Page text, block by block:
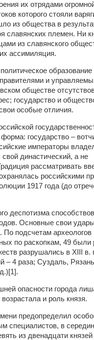
их отрядами
которого стояли
из общества в
славянских племен. Ни
из славянского
ассимиляция.
и
обществе
государство и
особые отличия.
государство –
императоры
династический, а не
рассматривать
российскими
1917 года (до
деспотизма
Основные свои
подсчетам археологов
по раскопкам, 49 были
разрушались в XIII в.
– 4 раза; Суздаль,
опасности города
и роль князя.
предопределил
специалистов, в
из двенадцати